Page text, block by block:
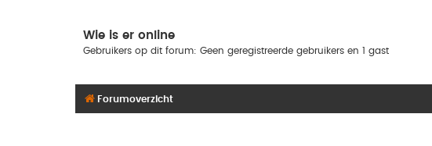
Wie is er online
Gebruikers op dit forum: Geen geregistreerde gebruikers en 1 gast
Forumoverzicht